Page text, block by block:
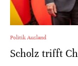
Politik Ausland
Scholz trifft